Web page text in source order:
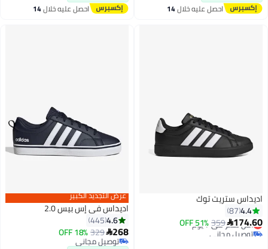
احصل عليه خلال14 احصل عليه خلال14
9
اديداس ستريت توك
4.4
87
174.60
359
51% OFFأقل سعر في 7 يوم
توصيل مجاني
أقل سعر في 7 يوم 3
عرض التجديد الكبير
اديداس في إس بيس 2.0
4.6
445
268
329
18% OFF
توصيل مجاني